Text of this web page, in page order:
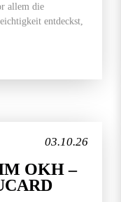
allem die
entdeckst,
03.10.26
OKH –